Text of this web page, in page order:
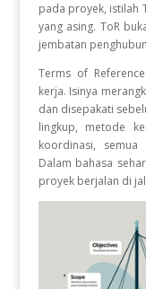
pada proyek, istilah
yang asing. ToR
jembatan
Terms of
kerja. Isinya
dan disepakati
lingkup, metode
koordinasi,
Dalam bahasa
proyek berjalan di